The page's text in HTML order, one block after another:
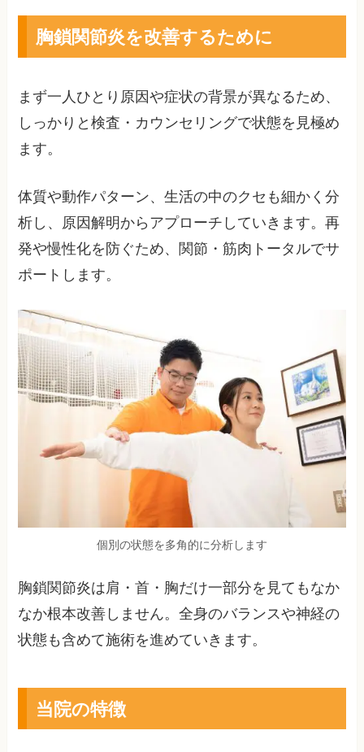
胸鎖関節炎を改善するために
まず一人ひとり原因や症状の背景が異なるため、
しっかりと検査・カウンセリングで状態を見極め
ます。
体質や動作パターン、生活の中のクセも細かく分
析し、原因解明からアプローチしていきます。再
発や慢性化を防ぐため、関節・筋肉トータルでサ
ポートします。
個別の状態を多角的に分析します
胸鎖関節炎は肩・首・胸だけ一部分を見てもなか
なか根本改善しません。全身のバランスや神経の
状態も含めて施術を進めていきます。
当院の特徴